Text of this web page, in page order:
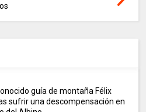
guía de montaña Félix
sufrir una descompensación en